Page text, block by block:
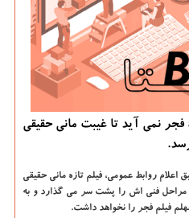
فجر نمی آید تا غیبت مانی حقیقی
اعلام روابط عمومی، فیلم تازه مانی حقیقی
مراحل فنی اش را پشت سر می گذارد و به
فیلم فجر را نخواهد داشت.